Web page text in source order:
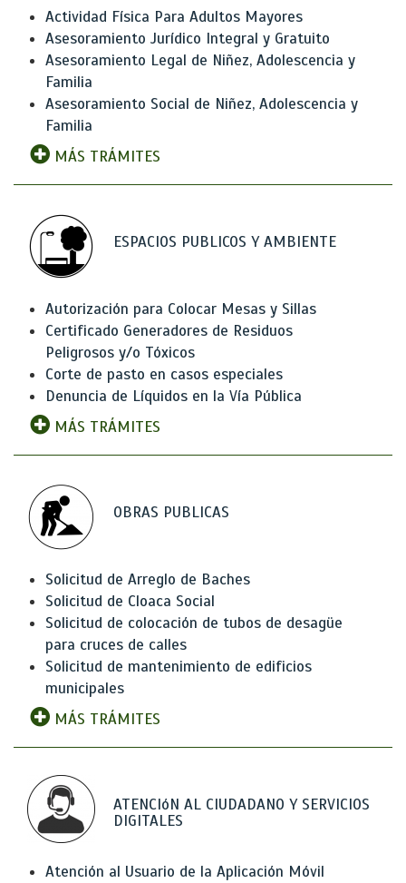
Actividad Física Para Adultos Mayores
Asesoramiento Jurídico Integral y Gratuito
Asesoramiento Legal de Niñez, Adolescencia y
Familia
Asesoramiento Social de Niñez, Adolescencia y
Familia
MÁS TRÁMITES
ESPACIOS PUBLICOS Y AMBIENTE
Autorización para Colocar Mesas y Sillas
Certificado Generadores de Residuos
Peligrosos y/o Tóxicos
Corte de pasto en casos especiales
Denuncia de Líquidos en la Vía Pública
MÁS TRÁMITES
OBRAS PUBLICAS
Solicitud de Arreglo de Baches
Solicitud de Cloaca Social
Solicitud de colocación de tubos de desagüe
para cruces de calles
Solicitud de mantenimiento de edificios
municipales
MÁS TRÁMITES
ATENCIóN AL CIUDADANO Y SERVICIOS
DIGITALES
Atención al Usuario de la Aplicación Móvil